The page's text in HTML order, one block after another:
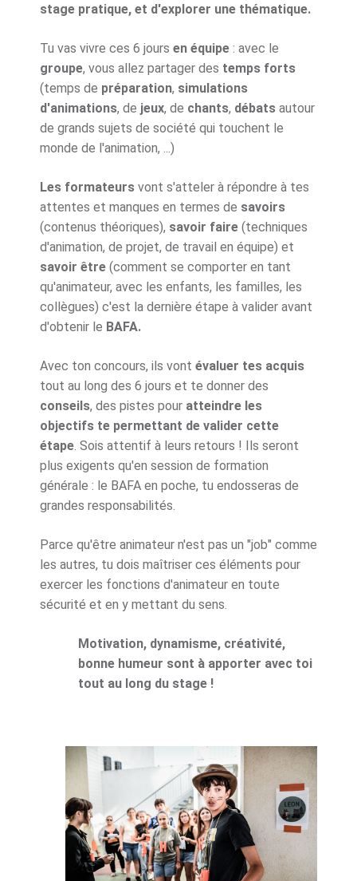
stage pratique, et d'explorer une thématique.
Tu vas vivre ces 6 jours en équipe : avec le
groupe, vous allez partager des temps forts
(temps de préparation, simulations
d'animations, de jeux, de chants, débats autour
de grands sujets de société qui touchent le
monde de l'animation, ...)
Les formateurs vont s'atteler à répondre à tes
attentes et manques en termes de savoirs
(contenus théoriques), savoir faire (techniques
d'animation, de projet, de travail en équipe) et
savoir être (comment se comporter en tant
qu'animateur, avec les enfants, les familles, les
collègues) c'est la dernière étape à valider avant
d'obtenir le BAFA.
Avec ton concours, ils vont évaluer tes acquis
tout au long des 6 jours et te donner des
conseils, des pistes pour atteindre les
objectifs te permettant de valider cette
étape . Sois attentif à leurs retours ! Ils seront
plus exigents qu'en session de formation
générale : le BAFA en poche, tu endosseras de
grandes responsabilités.
Parce qu'être animateur n'est pas un "job" comme
les autres, tu dois maîtriser ces éléments pour
exercer les fonctions d'animateur en toute
sécurité et en y mettant du sens.
Motivation, dynamisme, créativité,
bonne humeur sont à apporter avec toi
tout au long du stage !